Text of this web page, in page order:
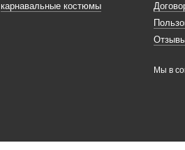
карнавальные костюмы
Мы в